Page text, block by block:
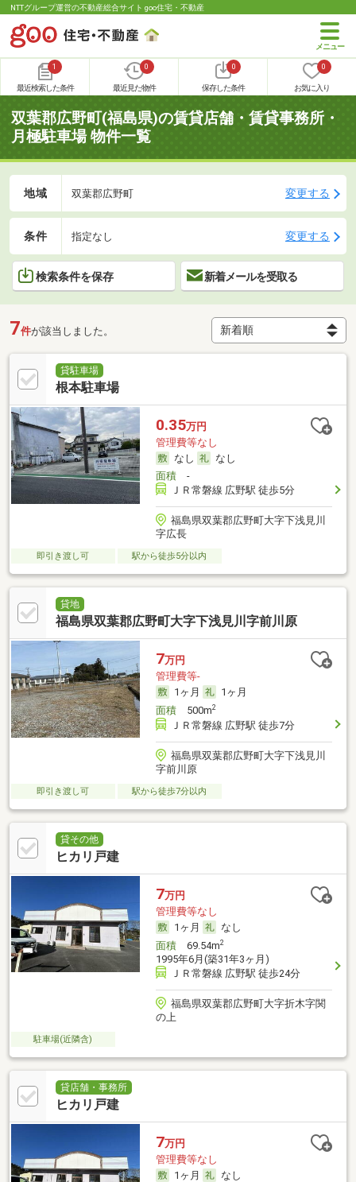
NTTグループ運営の不動産総合サイト goo住宅・不動産
1
最近検索した条件
0
最近見た物件
0
保存した条件
0
お気に入り
双葉郡広野町(福島県)の賃貸店舗・賃貸事務所・
月極駐車場 物件一覧
地域 双葉郡広野町 変更する
条件 指定なし 変更する
検索条件を保存 新着メールを受取る
7件が該当しました。
貸駐車場
根本駐車場
0.35万円
管理費等なし
なし
なし
面積-
ＪＲ常磐線 広野駅 徒歩5分
福島県双葉郡広野町大字下浅見川
字広長
即引き渡し可 駅から徒歩5分以内
貸地
福島県双葉郡広野町大字下浅見川字前川原
7万円
管理費等-
1ヶ月
1ヶ月
面積500m2
ＪＲ常磐線 広野駅 徒歩7分
福島県双葉郡広野町大字下浅見川
字前川原
即引き渡し可 駅から徒歩7分以内
貸その他
ヒカリ戸建
7万円
管理費等なし
1ヶ月
なし
面積69.54m2
1995年6月(築31年3ヶ月)
ＪＲ常磐線 広野駅 徒歩24分
福島県双葉郡広野町大字折木字関
の上
駐車場(近隣含)
貸店舗・事務所
ヒカリ戸建
7万円
管理費等なし
1ヶ月
なし